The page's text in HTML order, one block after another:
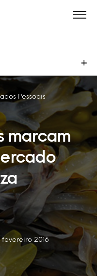
+
Pessoais
marcam
fevereiro 2016